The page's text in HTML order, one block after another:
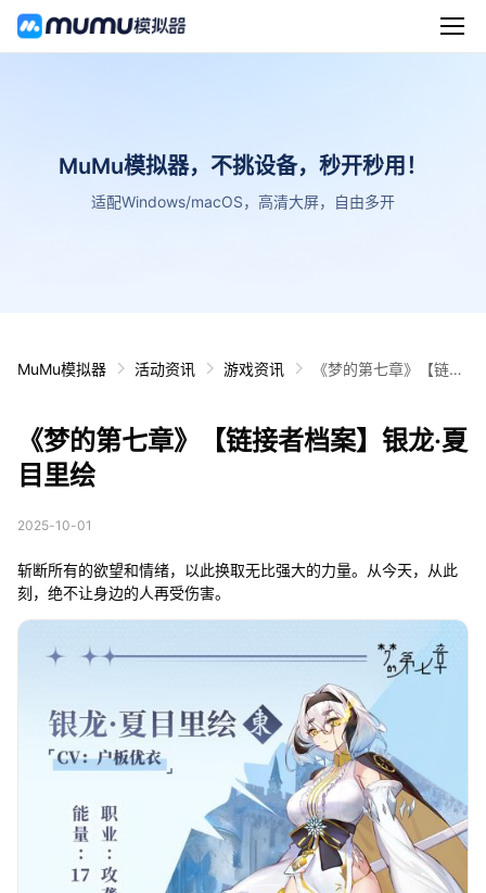
MuMu模拟器，不挑设备，秒开秒用！
适配Windows/macOS，高清大屏，自由多开
MuMu模拟器 活动资讯 游戏资讯
《梦的第七章》【链接
《梦的第七章》【链接者档案】银龙·夏
目里绘
2025-10-01
斩断所有的欲望和情绪，以此换取无比强大的力量。从今天，从此
刻，绝不让身边的人再受伤害。